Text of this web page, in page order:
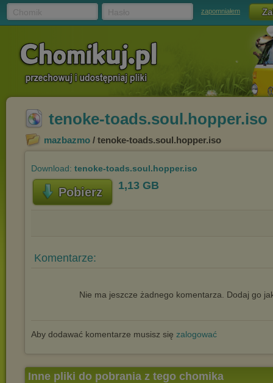
zapomniałem
tenoke-toads.soul.hopper.iso
mazbazmo / tenoke-toads.soul.hopper.iso
Download: tenoke-toads.soul.hopper.iso
Pobierz 1,13 GB
Komentarze:
Nie ma jeszcze żadnego komentarza. Dodaj go
Aby dodawać komentarze musisz się zalogować
Inne pliki do pobrania z tego chomika